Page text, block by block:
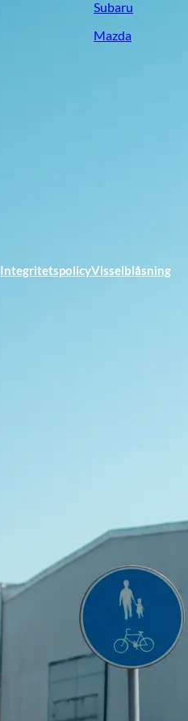
Subaru
Mazda
IntegritetspolicyVisselblåsning